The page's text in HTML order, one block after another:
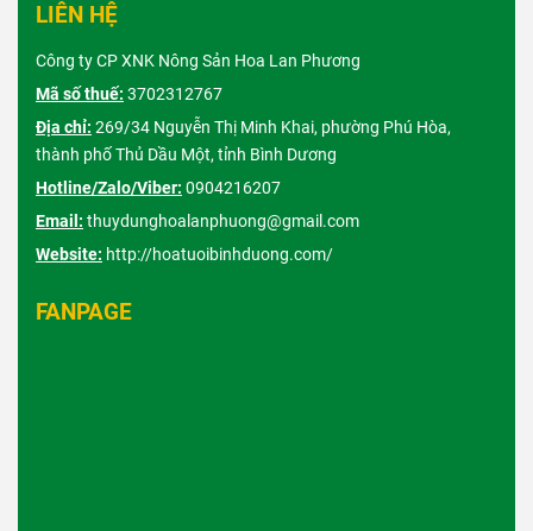
LIÊN HỆ
Công ty CP XNK Nông Sản Hoa Lan Phương
Mã số thuế: 3702312767
Địa chỉ: 269/34 Nguyễn Thị Minh Khai, phường Phú Hòa,
thành phố Thủ Dầu Một, tỉnh Bình Dương
Hotline/Zalo/Viber: 0904216207
Email: thuydunghoalanphuong@gmail.com
Website: http://hoatuoibinhduong.com/
FANPAGE